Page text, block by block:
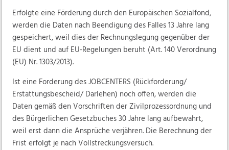
Erfolgte eine Förderung durch den Europäischen Sozialfond,
werden die Daten nach Beendigung des Falles 13 Jahre lang
gespeichert, weil dies der Rechnungslegung gegenüber der
EU dient und auf EU-Regelungen beruht (Art. 140 Verordnung
(EU) Nr. 1303/2013).
Ist eine Forderung des JOBCENTERS (Rückforderung/
Erstattungsbescheid/ Darlehen) noch offen, werden die
Daten gemäß den Vorschriften der Zivilprozessordnung und
des Bürgerlichen Gesetzbuches 30 Jahre lang aufbewahrt,
weil erst dann die Ansprüche verjähren. Die Berechnung der
Frist erfolgt je nach Vollstreckungsversuch.